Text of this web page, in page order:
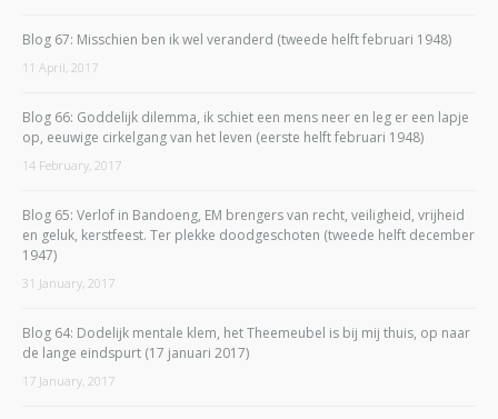
Blog 67: Misschien ben ik wel veranderd (tweede helft februari 1948)
11 April, 2017
Blog 66: Goddelijk dilemma, ik schiet een mens neer en leg er een lapje
op, eeuwige cirkelgang van het leven (eerste helft februari 1948)
14 February, 2017
Blog 65: Verlof in Bandoeng, EM brengers van recht, veiligheid, vrijheid
en geluk, kerstfeest. Ter plekke doodgeschoten (tweede helft december
1947)
31 January, 2017
Blog 64: Dodelijk mentale klem, het Theemeubel is bij mij thuis, op naar
de lange eindspurt (17 januari 2017)
17 January, 2017